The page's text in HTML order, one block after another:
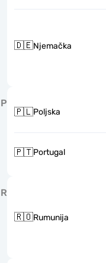
🇩🇪Njemačka
P
🇵🇱Poljska
🇵🇹Portugal
R
🇷🇴Rumunija